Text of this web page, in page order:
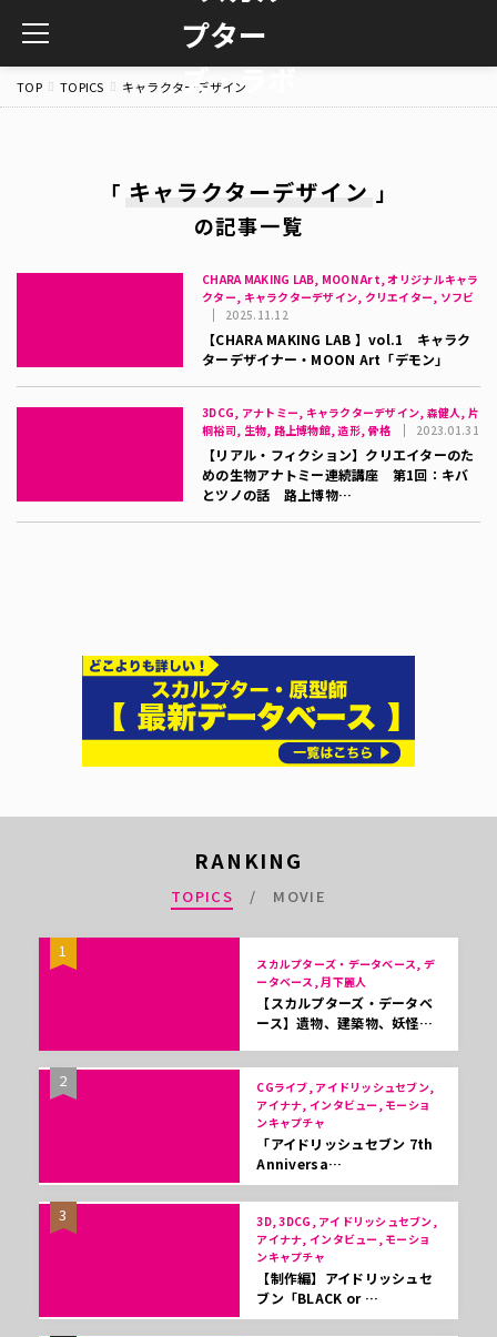
toggle
navigation
TOP TOPICS キャラクターデザイン
「 キャラクターデザイン 」
の記事一覧
CHARA MAKING LAB, MOON Art, オリジナルキャラ
クター, キャラクターデザイン, クリエイター, ソフビ
2025.11.12
【CHARA MAKING LAB 】vol.1 キャラク
ターデザイナー・MOON Art「デモン」
3DCG, アナトミー, キャラクターデザイン, 森健人, 片
桐裕司, 生物, 路上博物館, 造形, 骨格
2023.01.31
【リアル・フィクション】クリエイターのた
めの生物アナトミー連続講座 第1回：キバ
とツノの話 路上博物…
RANKING
TOPICS MOVIE
1
スカルプターズ・データベース, デ
ータベース, 月下麗人
【スカルプターズ・データベ
ース】遺物、建築物、妖怪…
2
CGライブ, アイドリッシュセブン,
アイナナ, インタビュー, モーショ
ンキャプチャ
「アイドリッシュセブン 7th
Anniversa…
3
3D, 3DCG, アイドリッシュセブン,
アイナナ, インタビュー, モーショ
ンキャプチャ
【制作編】アイドリッシュセ
ブン「BLACK or …